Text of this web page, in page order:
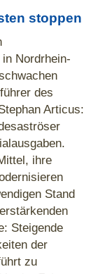
stoppen
Nordrhein-
des
Articus:
ihre
Stand
Steigende
der
zu